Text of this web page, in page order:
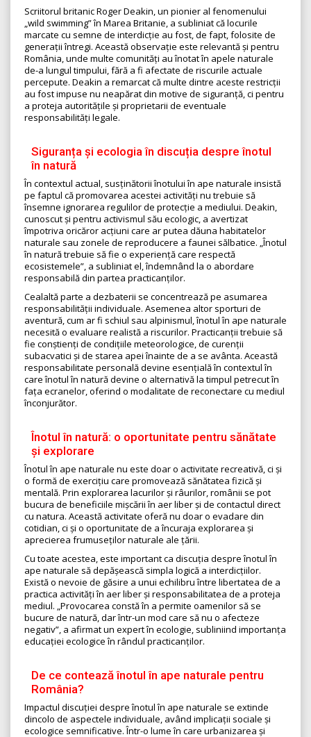
Scriitorul britanic Roger Deakin, un pionier al fenomenului
„wild swimming” în Marea Britanie, a subliniat că locurile
marcate cu semne de interdicție au fost, de fapt, folosite de
generații întregi. Această observație este relevantă și pentru
România, unde multe comunități au înotat în apele naturale
de-a lungul timpului, fără a fi afectate de riscurile actuale
percepute. Deakin a remarcat că multe dintre aceste restricții
au fost impuse nu neapărat din motive de siguranță, ci pentru
a proteja autoritățile și proprietarii de eventuale
responsabilități legale.
Siguranța și ecologia în discuția despre înotul
în natură
În contextul actual, susținătorii înotului în ape naturale insistă
pe faptul că promovarea acestei activități nu trebuie să
însemne ignorarea regulilor de protecție a mediului. Deakin,
cunoscut și pentru activismul său ecologic, a avertizat
împotriva oricăror acțiuni care ar putea dăuna habitatelor
naturale sau zonele de reproducere a faunei sălbatice. „Înotul
în natură trebuie să fie o experiență care respectă
ecosistemele”, a subliniat el, îndemnând la o abordare
responsabilă din partea practicanților.
Cealaltă parte a dezbaterii se concentrează pe asumarea
responsabilității individuale. Asemenea altor sporturi de
aventură, cum ar fi schiul sau alpinismul, înotul în ape naturale
necesită o evaluare realistă a riscurilor. Practicanții trebuie să
fie conștienți de condițiile meteorologice, de curenții
subacvatici și de starea apei înainte de a se avânta. Această
responsabilitate personală devine esențială în contextul în
care înotul în natură devine o alternativă la timpul petrecut în
fața ecranelor, oferind o modalitate de reconectare cu mediul
înconjurător.
Înotul în natură: o oportunitate pentru sănătate
și explorare
Înotul în ape naturale nu este doar o activitate recreativă, ci și
o formă de exercițiu care promovează sănătatea fizică și
mentală. Prin explorarea lacurilor și râurilor, românii se pot
bucura de beneficiile mișcării în aer liber și de contactul direct
cu natura. Această activitate oferă nu doar o evadare din
cotidian, ci și o oportunitate de a încuraja explorarea și
aprecierea frumuseților naturale ale țării.
Cu toate acestea, este important ca discuția despre înotul în
ape naturale să depășească simpla logică a interdicțiilor.
Există o nevoie de găsire a unui echilibru între libertatea de a
practica activități în aer liber și responsabilitatea de a proteja
mediul. „Provocarea constă în a permite oamenilor să se
bucure de natură, dar într-un mod care să nu o afecteze
negativ”, a afirmat un expert în ecologie, subliniind importanța
educației ecologice în rândul practicanților.
De ce contează înotul în ape naturale pentru
România?
Impactul discuției despre înotul în ape naturale se extinde
dincolo de aspectele individuale, având implicații sociale și
ecologice semnificative. Într-o lume în care urbanizarea și